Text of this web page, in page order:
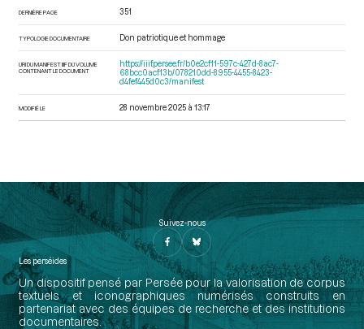
DERNIÈRE PAGE 351
TYPOLOGIE DOCUMENTAIRE Don patriotique et hommage
URI DU MANIFEST IIIF DU VOLUME
CONTENANT LE DOCUMENT
https://iiif.persee.fr/b0e2cf11-597c-427d-8ac7-
68bcc0acf13b/078210dd-8955-4455-8423-
d4fef445d0c3/manifest
MODIFIÉ LE 28 novembre 2025 à 13:17
Suivez-nous
Les perséides
Un dispositif pensé par Persée pour la valorisation de corpus
textuels et iconographiques numérisés construits en
partenariat avec des équipes de recherche et des institutions
documentaires.